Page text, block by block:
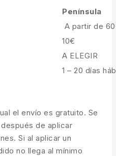
Península
A partir de
10€
A ELEGIR
1 – 20 días
el envío es gratuito. Se
de aplicar
Si al aplicar un
no llega al mínimo